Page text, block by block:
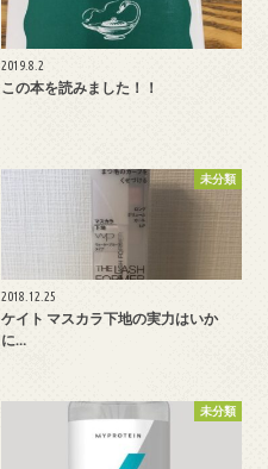
2019.8.2
この本を読みました！！
未分類
2018.12.25
ケイト マスカラ下地の実力はいか
に…
未分類